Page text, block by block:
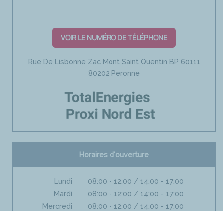
VOIR LE NUMÉRO DE TÉLÉPHONE
Rue De Lisbonne Zac Mont Saint Quentin BP 60111
80202 Peronne
Horaires d'ouverture
Lundi
08:00 - 12:00 / 14:00 - 17:00
Mardi
08:00 - 12:00 / 14:00 - 17:00
Mercredi
08:00 - 12:00 / 14:00 - 17:00